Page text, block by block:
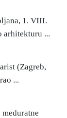
1. VIII.
arhitekturu ...
(Zagreb,
...